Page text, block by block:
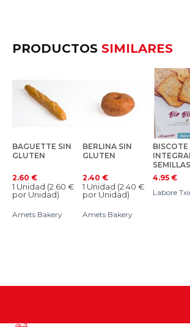
PRODUCTOS SIMILARES
BAGUETTE SIN
GLUTEN
2.60 €
1 Unidad (2.60 €
por Unidad)
Amets Bakery
BERLINA SIN
GLUTEN
2.40 €
1 Unidad (2.40 €
por Unidad)
Amets Bakery
BISCOTE
LINO
4.95 €
Labore